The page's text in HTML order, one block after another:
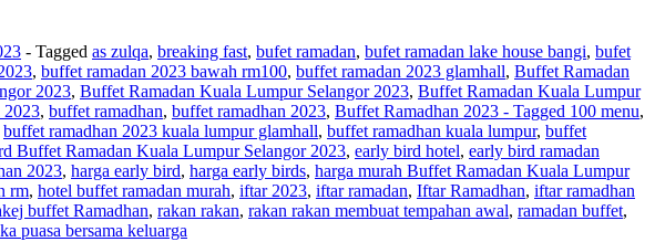
- Tagged as zulqa, breaking fast, bufet ramadan, bufet ramadan lake house bangi, bufet
, buffet ramadan 2023 bawah rm100, buffet ramadan 2023 glamhall, Buffet Ramadan
2023, Buffet Ramadan Kuala Lumpur Selangor 2023, Buffet Ramadan Kuala Lumpur
2023, buffet ramadhan, buffet ramadhan 2023, Buffet Ramadhan 2023 - Tagged 100 menu,
buffet ramadhan 2023 kuala lumpur glamhall, buffet ramadhan kuala lumpur, buffet
Buffet Ramadan Kuala Lumpur Selangor 2023, early bird hotel, early bird ramadan
2023, harga early bird, harga early birds, harga murah Buffet Ramadan Kuala Lumpur
rm, hotel buffet ramadan murah, iftar 2023, iftar ramadan, Iftar Ramadhan, iftar ramadhan
buffet Ramadhan, rakan rakan, rakan rakan membuat tempahan awal, ramadan buffet,
puasa bersama keluarga